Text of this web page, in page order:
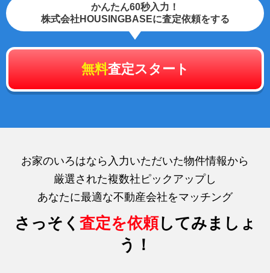
かんたん60秒入力！
株式会社HOUSINGBASEに査定依頼をする
無料査定スタート
お家のいろはなら入力いただいた物件情報から
厳選された複数社ピックアップし
あなたに最適な不動産会社をマッチング
さっそく 査定を依頼してみましょ
う！